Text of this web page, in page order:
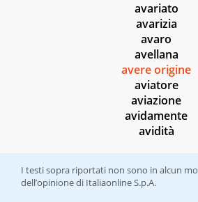
avariato
avarizia
avaro
avellana
avere origine
aviatore
aviazione
avidamente
avidità
I testi sopra riportati non sono in alcun
dell’opinione di Italiaonline S.p.A.